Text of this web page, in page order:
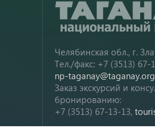
Челябинская обл., г.
Тел./факс: +7 (3513)
np-taganay@taganay.org
Заказ экскурсий и
бронированию:
+7 (3513) 67-13-13,